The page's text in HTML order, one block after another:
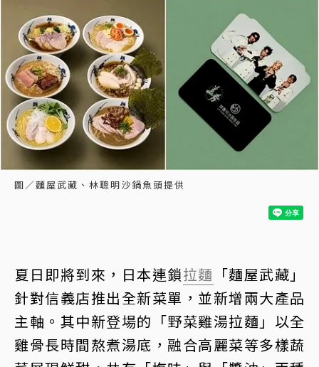
圖／麵屋武藏、林聰明沙鍋魚頭提供
夏日即將到來，日本連鎖拉麵 「麵屋武藏」
針對信義店推出全新菜單，並新增兩大產品
主軸。其中新登場的「野菜雞湯拉麵」以全
雞骨長時間熬煮湯底，融合高麗菜等多樣蔬